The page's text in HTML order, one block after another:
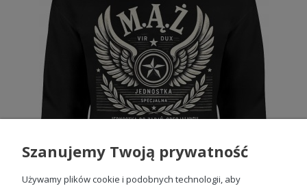
Szanujemy Twoją prywatność
Używamy plików cookie i podobnych technologii, aby